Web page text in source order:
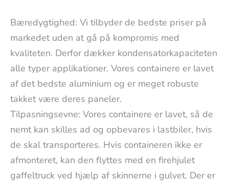
Bæredygtighed: Vi tilbyder de bedste priser på
markedet uden at gå på kompromis med
kvaliteten. Derfor dækker kondensatorkapaciteten
alle typer applikationer. Vores containere er lavet
af det bedste aluminium og er meget robuste
takket være deres paneler.
Tilpasningsevne: Vores containere er lavet, så de
nemt kan skilles ad og opbevares i lastbiler, hvis
de skal transporteres. Hvis containeren ikke er
afmonteret, kan den flyttes med en firehjulet
gaffeltruck ved hjælp af skinnerne i gulvet. Der er